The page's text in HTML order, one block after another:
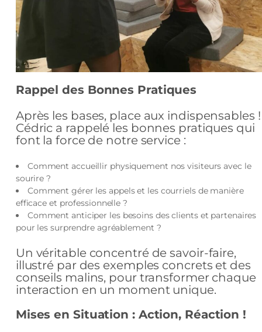
Rappel des Bonnes Pratiques
Après les bases, place aux indispensables !
Cédric a rappelé les bonnes pratiques qui
font la force de notre service :
Comment accueillir physiquement nos visiteurs avec le
sourire ?
Comment gérer les appels et les courriels de manière
efficace et professionnelle ?
Comment anticiper les besoins des clients et partenaires
pour les surprendre agréablement ?
Un véritable concentré de savoir-faire,
illustré par des exemples concrets et des
conseils malins, pour transformer chaque
interaction en un moment unique.
Mises en Situation : Action, Réaction !